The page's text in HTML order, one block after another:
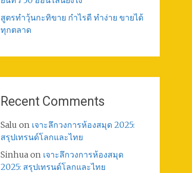
สูตรทําวุ้นกะทิขาย กำไรดี ทำง่าย ขายได้
ทุกตลาด
Recent Comments
Salu on เจาะลึกวงการห้องสมุด 2025:
สรุปเทรนด์โลกและไทย
Sinhuaon เจาะลึกวงการห้องสมุด
2025: สรุปเทรนด์โลกและไทย